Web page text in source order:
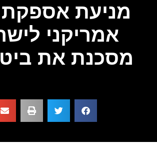
מניעת
אמריקני
מסכנת את